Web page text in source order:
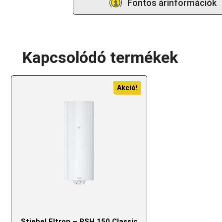
Fontos árinformációk
Kapcsolódó termékek
Akció!